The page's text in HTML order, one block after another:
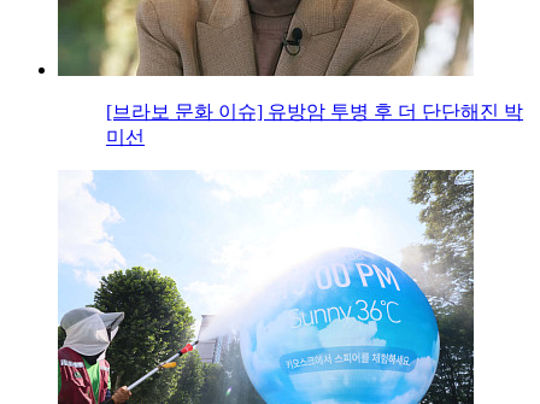
[브라보 문화 이슈] 유방암 투병 후 더 단단해진 박
미선